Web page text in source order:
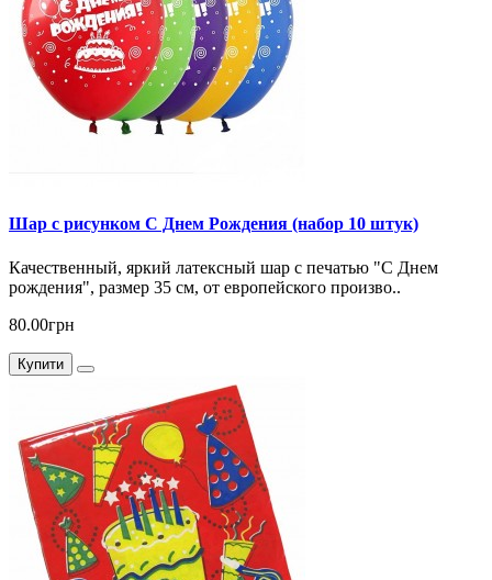
Шар с рисунком С Днем Рождения (набор 10 штук)
Качественный, яркий латексный шар с печатью "С Днем
рождения", размер 35 см, от европейского произво..
80.00грн
Купити